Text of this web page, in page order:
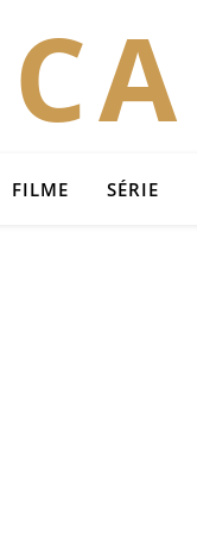
FILME SÉRIE